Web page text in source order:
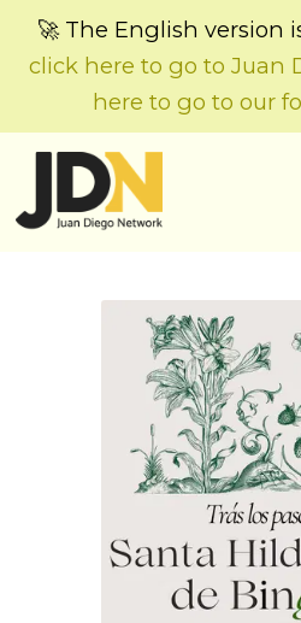
🚀 The English version
click here to go to Juan
here to go to our